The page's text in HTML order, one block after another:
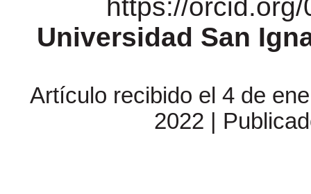
https://
Universidad San
Artículo recibido el 4 de
2022 |